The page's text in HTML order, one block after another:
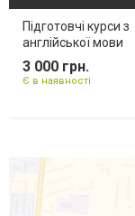
Підготовчі курси з
англійської мови
3 000 грн.
Є в наявності